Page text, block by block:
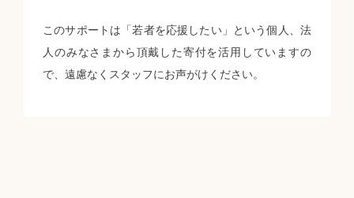
このサポートは「若者を応援したい」という個人、法
人のみなさまから頂戴した寄付を活用していますの
で、遠慮なくスタッフにお声がけください。